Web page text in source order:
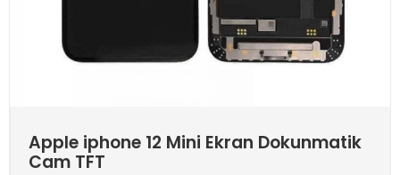
Apple iphone 12 Mini Ekran Dokunmatik
Cam TFT